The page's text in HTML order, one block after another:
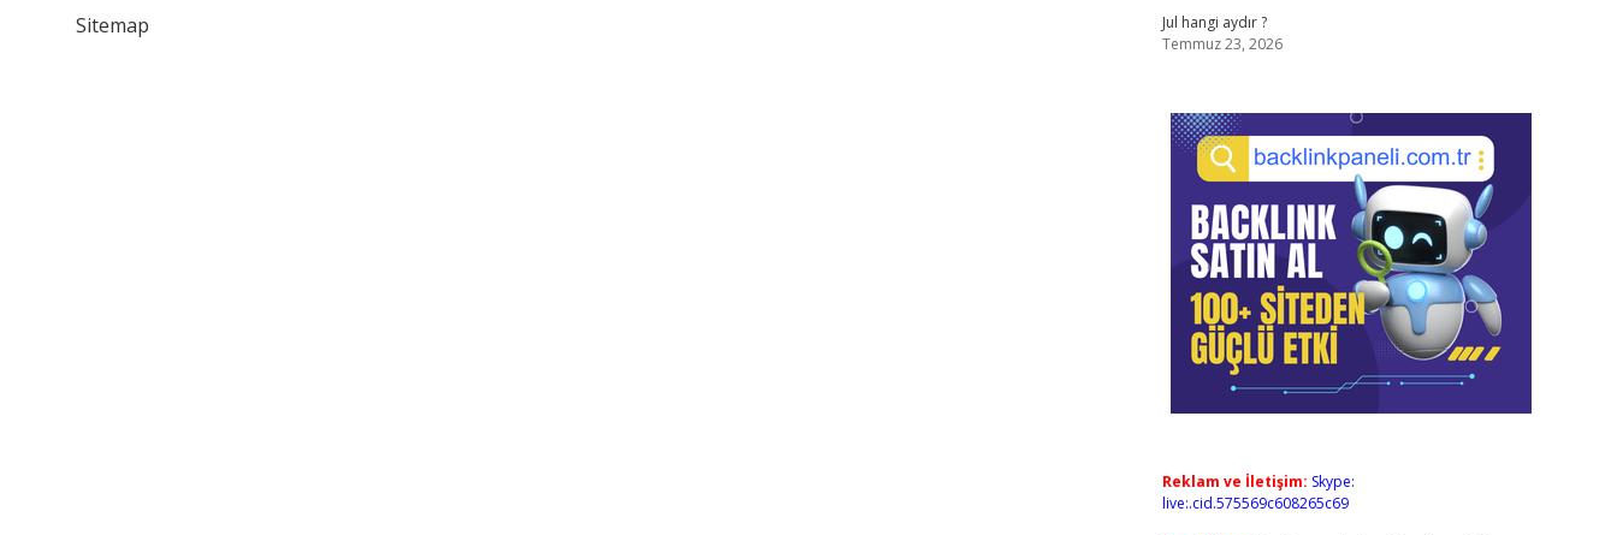
Sitemap
Jul hangi aydır ?
Temmuz 23, 2026
Reklam ve İletişim: Skype:
live:.cid.575569c608265c69